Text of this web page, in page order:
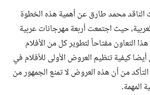
محمد طارق عن أهمية هذه الخطوة
حيث اجتمعت أربعة مهرجانات عربية
التعاون مفتاحاً لتطوير كل من الأفلام
كيفية تنظيم العروض الأولى للأفلام في
من أن هذه العروض لا تمنع الجمهور من
المهمة.